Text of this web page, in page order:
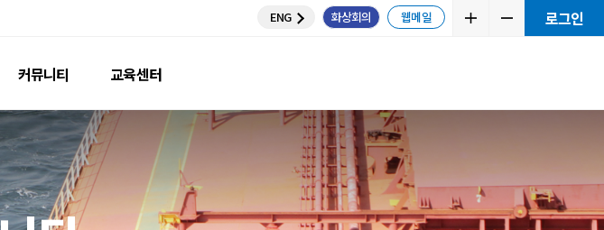
ENG 화상
공지사항
포토뉴스
자료실
Passage Plan